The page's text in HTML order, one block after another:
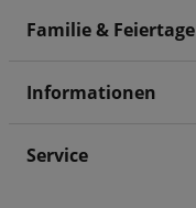
Familie & Feiertage
Informationen
Service